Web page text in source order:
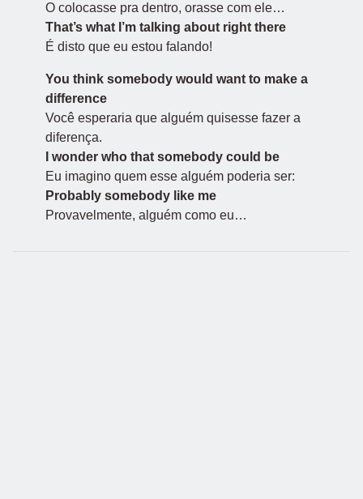
O colocasse pra dentro, orasse com ele…
That’s what I’m talking about right there
É disto que eu estou falando!
You think somebody would want to make a
difference
Você esperaria que alguém quisesse fazer a
diferença.
I wonder who that somebody could be
Eu imagino quem esse alguém poderia ser:
Probably somebody like me
Provavelmente, alguém como eu…